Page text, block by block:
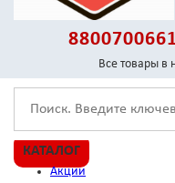
Все товары в
КАТАЛОГ
Акции